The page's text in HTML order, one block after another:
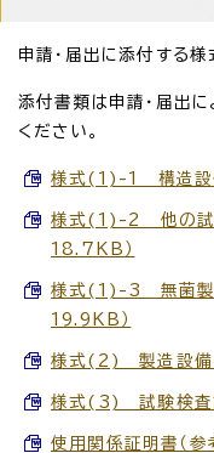
申請・届出に添付する様
添付書類は申請・届出に
ください。
様式(1)-1 構造設
様式(1)-2 他の試
18.7KB）
様式(1)-3 無菌製
19.9KB）
様式(2) 製造設備
様式(3) 試験検査
使用関係証明書（